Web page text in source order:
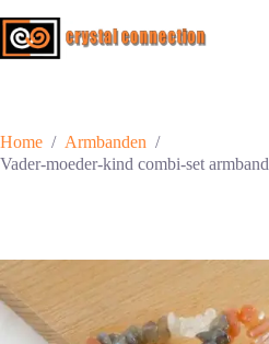
naar
de
Home / Armbanden /
Vader-moeder-kind combi-set armband